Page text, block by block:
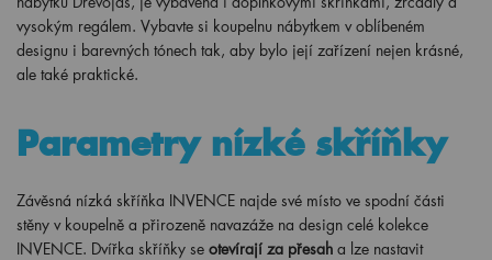
vysokým regálem. Vybavte si koupelnu nábytkem v oblíbeném
designu i barevných tónech tak, aby bylo její zařízení nejen krásné,
ale také praktické.
Parametry nízké skříňky
Závěsná nízká skříňka INVENCE najde své místo ve spodní části
stěny v koupelně a přirozeně navazáže na design celé kolekce
INVENCE. Dvířka skříňky se otevírají za přesah a lze nastavit